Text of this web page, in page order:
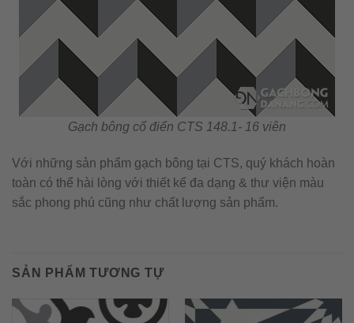
Gạch bông cổ điển CTS 148.1- 16 viên
Với những sản phẩm gạch bông tại CTS, quý khách hoàn
toàn có thể hài lòng với thiết kế đa dạng & thư viện màu
sắc phong phú cũng như chất lượng sản phẩm.
SẢN PHẨM TƯƠNG TỰ